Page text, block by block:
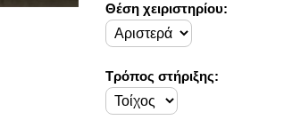
Θέση χειριστηρίου:
Τρόπος στήριξης: